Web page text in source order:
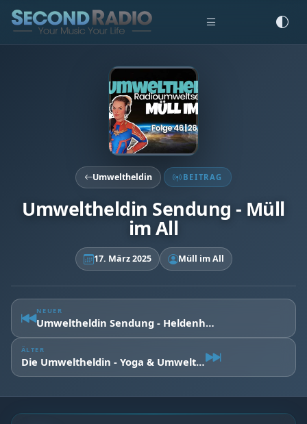
Umweltheldin BEITRAG
Umweltheldin Sendung - Müll
im All
17. März 2025 Müll im All
NEUER
Umweltheldin Sendung - Heldenhafte Musik
ÄLTER
Die Umweltheldin - Yoga & Umweltschutz